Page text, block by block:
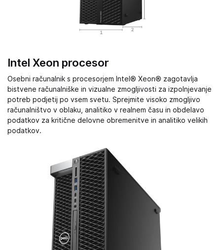
Intel Xeon procesor
Osebni računalnik s procesorjem Intel® Xeon® zagotavlja
bistvene računalniške in vizualne zmogljivosti za izpolnjevanje
potreb podjetij po vsem svetu. Sprejmite visoko zmogljivo
računalništvo v oblaku, analitiko v realnem času in obdelavo
podatkov za kritične delovne obremenitve in analitiko velikih
podatkov.